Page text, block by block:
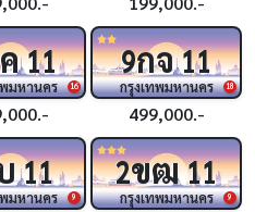
16
11
มหานคร 18
9กจ11
กรุงเทพมหานคร
499,000.-
9
11
มหานคร 9
2ขฒ11
กรุงเทพมหานคร